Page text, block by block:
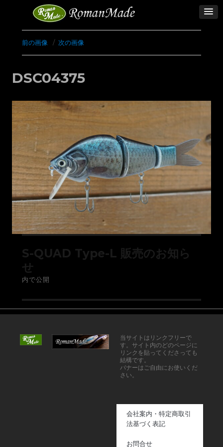
前の画像 次の画像
DSC04375
S-QUAD Type-L 販売のお知ら
せ
内で公開
当サイトはリンクフリーで
す。サイト内のどのページに
リンクを貼ってくださっても
結構です。
バナーはご自由にお使いくだ
さい。
会社案内・特定商取引
法基づく表記
お問合せ